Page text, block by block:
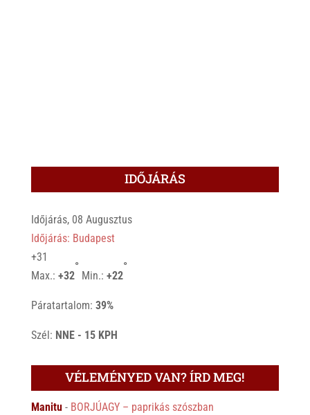
IDŐJÁRÁS
Időjárás, 08 Augusztus
Időjárás: Budapest
+31
Max.: +32
°
Min.: +22
°
Páratartalom: 39%
Szél: NNE - 15 KPH
VÉLEMÉNYED VAN? ÍRD MEG!
Manitu- BORJÚAGY – paprikás szószban